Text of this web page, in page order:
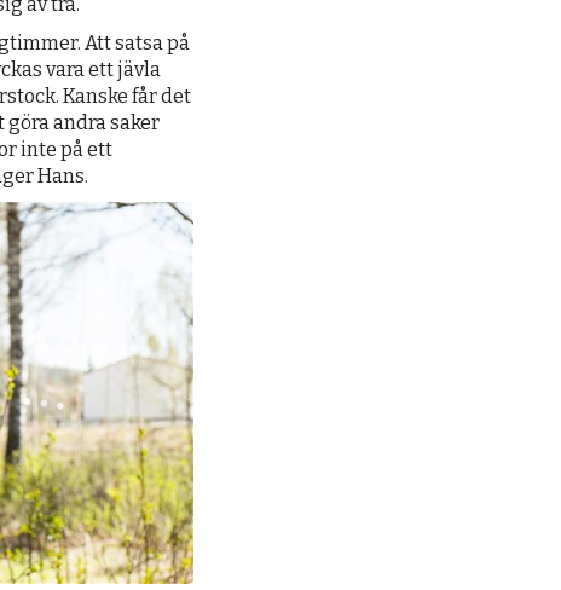
Att satsa på
vara ett jävla
Kanske får det
andra saker
inte på ett
Hans.